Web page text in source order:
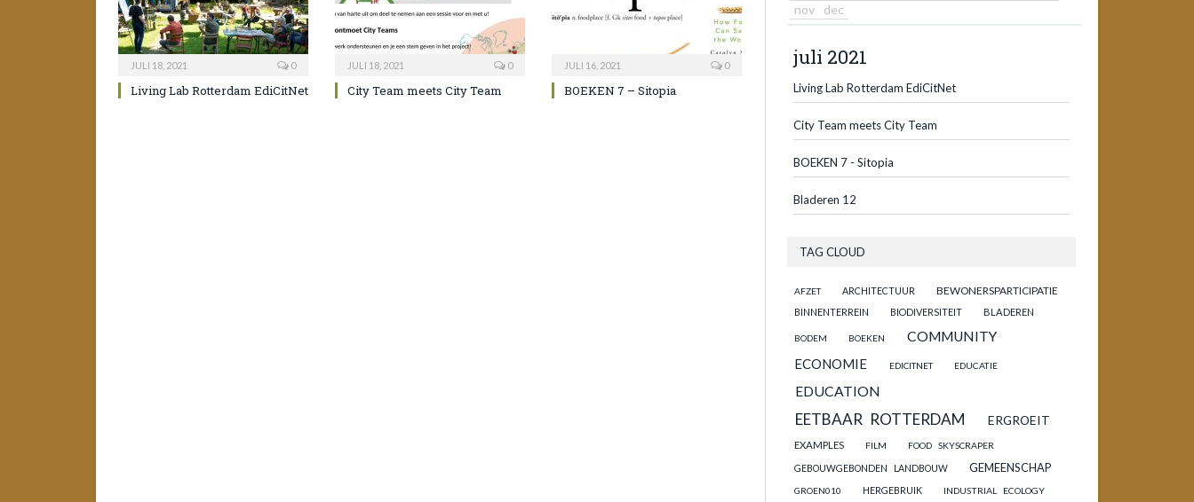
JULI 18, 2021 0
Living Lab Rotterdam EdiCitNet
JULI 18, 2021 0
City Team meets City Team
JULI 16, 2021 0
BOEKEN 7 – Sitopia
nov
dec
juli 2021
Living Lab Rotterdam EdiCitNet
City Team meets City Team
BOEKEN 7 - Sitopia
Bladeren 12
TAG CLOUD
AFZET ARCHITECTUUR BEWONERSPARTICIPATIE
BINNENTERREIN BIODIVERSITEIT BLADEREN
BODEM BOEKEN
COMMUNITY
ECONOMIE
EDICITNET EDUCATIE
EDUCATION
EETBAAR ROTTERDAM ERGROEIT
EXAMPLES FILM FOOD SKYSCRAPER
GEBOUWGEBONDEN LANDBOUW GEMEENSCHAP
GROEN010 HERGEBRUIK INDUSTRIAL ECOLOGY